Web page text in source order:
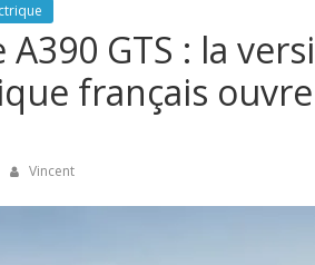
A390 GTS : la
français
Vincent